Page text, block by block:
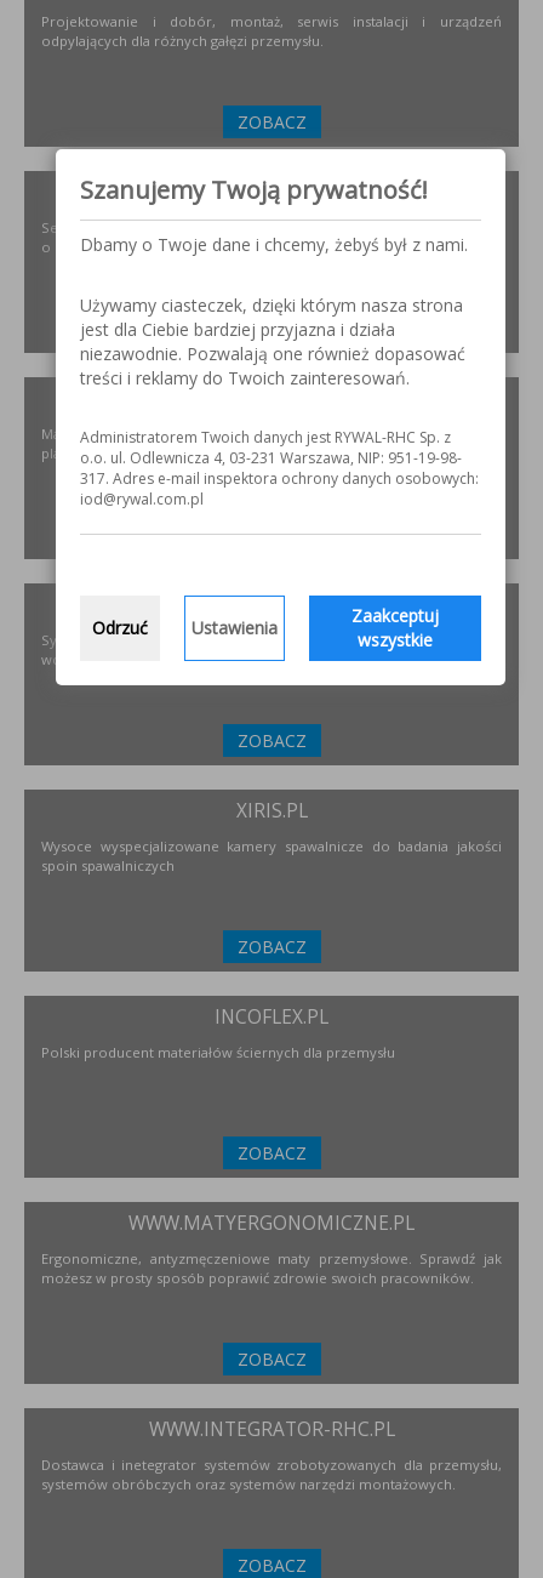
Projektowanie i dobór, montaż, serwis instalacji i urządzeń
odpylających dla różnych gałęzi przemysłu.
ZOBACZ
SZLIFOWANIE.INFO
Serwis internetowy poświęcony obróbce stali nierdzewnej. Wszystko
o materiałach, urządzeniach i technologiach.
ZOBACZ
Materiały i urządzenia do napawania i regeneracji. Układy
plastyfikujące oraz obróbka CNC.
ZOBACZ
PODNOSZENIE.EU
Systemy transportu bliskiego, żurawie, żurawików, suwnice,
wciągników oraz wiele innych.
ZOBACZ
XIRIS.PL
Wysoce wyspecjalizowane kamery spawalnicze do badania jakości
spoin spawalniczych
ZOBACZ
INCOFLEX.PL
Polski producent materiałów ściernych dla przemysłu
ZOBACZ
WWW.MATYERGONOMICZNE.PL
Ergonomiczne, antyzmęczeniowe maty przemysłowe. Sprawdź jak
możesz w prosty sposób poprawić zdrowie swoich pracowników.
ZOBACZ
WWW.INTEGRATOR-RHC.PL
Dostawca i inetegrator systemów zrobotyzowanych dla przemysłu,
systemów obróbczych oraz systemów narzędzi montażowych.
ZOBACZ
Szanujemy Twoją prywatność!
Dbamy o Twoje dane i chcemy, żebyś był z nami.
Używamy ciasteczek, dzięki którym nasza strona
jest dla Ciebie bardziej przyjazna i działa
niezawodnie. Pozwalają one również dopasować
treści i reklamy do Twoich zainteresowań.
Administratorem Twoich danych jest RYWAL-RHC Sp. z
o.o. ul. Odlewnicza 4, 03-231 Warszawa, NIP: 951-19-98-
317. Adres e-mail inspektora ochrony danych osobowych:
iod@rywal.com.pl
Odrzuć Ustawienia
Zaakceptuj
wszystkie